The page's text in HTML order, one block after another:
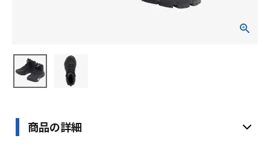
商品の詳細